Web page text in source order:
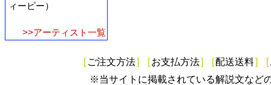
ィーピー）
>>アーティスト一覧
[ ご注文方法] [お支払方法] [配送送料] [
※当サイトに掲載されている解説文など